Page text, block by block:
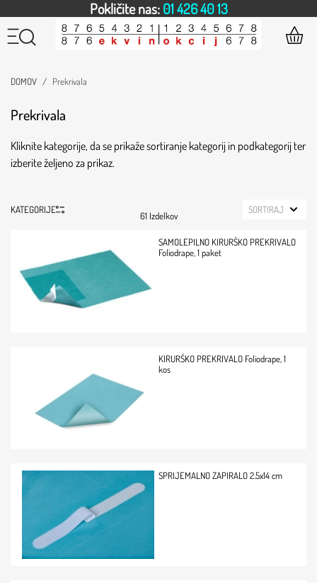
Pokličite nas:01 426 40 13
DOMOV Prekrivala
Prekrivala
Kliknite kategorije, da se prikaže sortiranje kategorij in podkategorij ter
izberite željeno za prikaz.
KATEGORIJE
61 Izdelkov
SORTIRAJ
SAMOLEPILNO KIRURŠKO PREKRIVALO
Foliodrape, 1 paket
KIRURŠKO PREKRIVALO Foliodrape, 1
kos
SPRIJEMALNO ZAPIRALO 2.5x14 cm